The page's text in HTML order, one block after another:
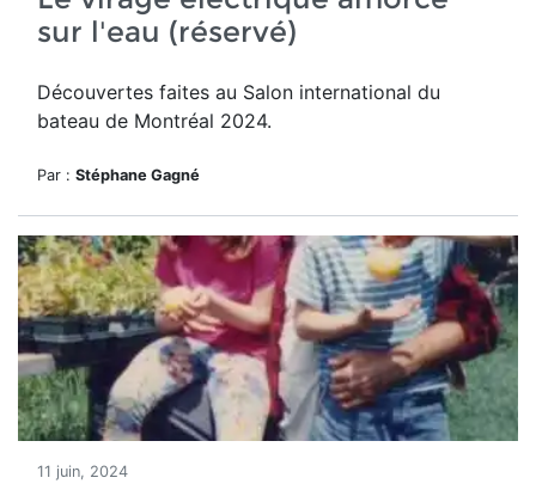
sur l'eau (réservé)
Découvertes faites au Salon international du
bateau de Montréal 2024.
Par : Stéphane Gagné
11 juin, 2024